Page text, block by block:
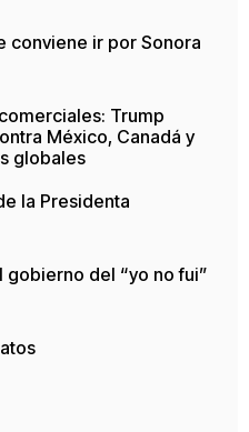
conviene ir por Sonora
Trump
México, Canadá y
globales
la Presidenta
gobierno del “yo no fui”